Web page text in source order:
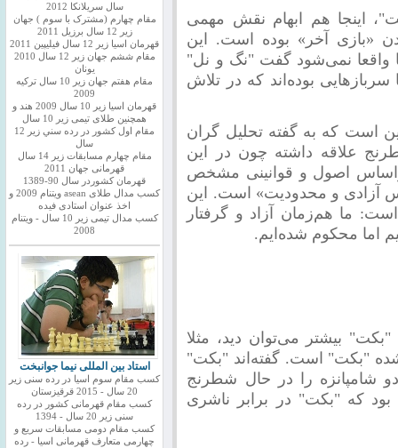
اینجا هم ابهام نقش مهمی
«بازی آخر» بوده است. این
واقعا نمی‌شود گفت "نگ و نل"
بوده‌اند که در تلاش
است که به گفته تحلیل‌ گران
علاقه داشته چون در این
براساس اصول و قوانینی مشخص
آزادی و محدودیت» است. این
ما هم‌زمان آزاد و گرفتار
اما محکوم شده‌ایم.
"بکت" بیشتر می‌توان دید، مثلا
"بکت" است. گفته‌اند "بکت"
شامپانزه را در حال شطرنج
بود که "بکت" در برابر ناشری
سال سریلانکا 2012
مقام چهارم (مشترک با سوم ) جهان
زیر 12 سال برزیل 2011
قهرمان اسيا زير 12 سال فیلیپین 2011
مقام ششم جهان زیر 12 سال 2010
یونان
مقام هفتم جهان زیر 10 سال ترکیه
2009
قهرمان اسيا زیر 10 سال 2009 هند و
همچنین طلای تیمی زیر 10 سال
مقام اول كشور در رده سني زير 12
سال
مقام چهارم مسابقات زیر 14 سال
قهرمانی جهان 2011
قهرمان کشوردر سال 90-1389
کسب مدال طلای asean ویتنام 2009 و
اخذ عنوان استادی فیده
کسب مدال تیمی زیر 10 سال - ویتنام
2008
استاد بین المللی نیما جوانبخت
کسب مقام سوم اسیا در رده سنی زیر
20 سال - 2015 قرقیزستان
کسب مقام قهرمانی کشور در رده
سنی زیر 20 سال - 1394
کسب مقام دومی مسابقات سریع و
چهارمی متعارف قهرمانی اسیا - رده